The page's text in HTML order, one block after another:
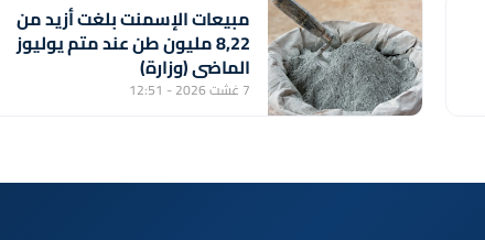
مبيعات الإسمنت بلغت أزيد من
8,22 مليون طن عند متم يوليوز
الماضي (وزارة)
7 غشت 2026 - 12:51